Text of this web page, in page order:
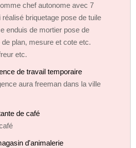
chef autonome avec 7
briquetage pose de tuile
enduis de mortier pose de
plan, mesure et cote etc.
etc.
de travail temporaire
aura freeman dans la ville
de café
d'animalerie